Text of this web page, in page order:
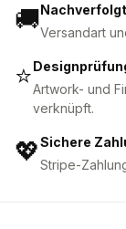
🚚Versandart
⭐Artwork- und
verknüpft.
💖Sichere
Stripe-